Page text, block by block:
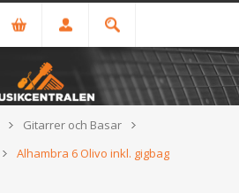
Gitarrer och Basar
Alhambra 6 Olivo inkl. gigbag